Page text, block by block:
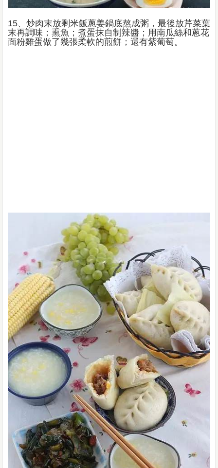
15、炒肉末放剩米飯蔥姜鍋底熬成粥，最後放芹菜葉
末再調味；熏魚；煮蛋抹自制辣醬；用南瓜絲和蔥花
面粉雞蛋做了幾張柔軟的煎餅；還有紫葡萄。